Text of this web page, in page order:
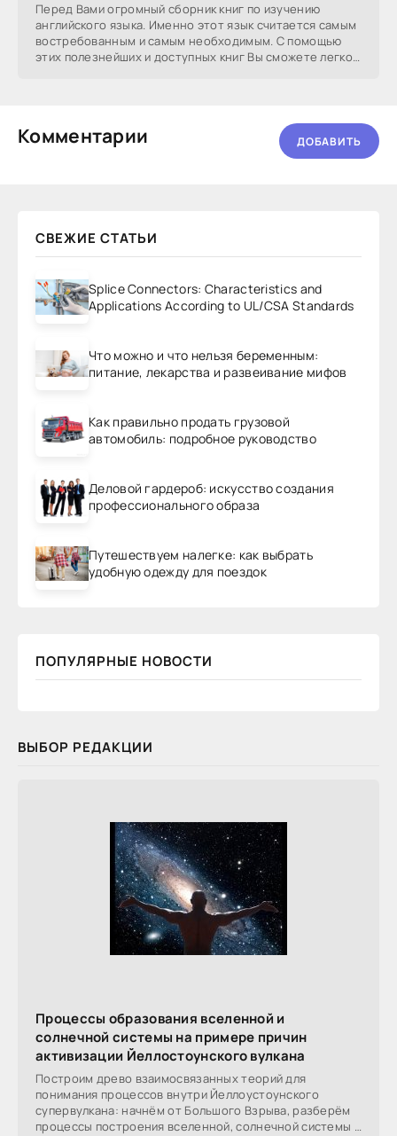
Перед Вами огромный сборник книг по изучению
английского языка. Именно этот язык считается самым
востребованным и самым необходимым. С помощью
этих полезнейших и доступных книг Вы сможете легко
Комментарии ДОБАВИТЬ
СВЕЖИЕ СТАТЬИ
Splice Connectors: Characteristics and
Applications According to UL/CSA Standards
Что можно и что нельзя беременным:
питание, лекарства и развеивание мифов
Как правильно продать грузовой
автомобиль: подробное руководство
Деловой гардероб: искусство создания
профессионального образа
Путешествуем налегке: как выбрать
удобную одежду для поездок
ПОПУЛЯРНЫЕ НОВОСТИ
ВЫБОР РЕДАКЦИИ
Процессы образования вселенной и
солнечной системы на примере причин
активизации Йеллостоунского вулкана
Построим древо взаимосвязанных теорий для
понимания процессов внутри Йеллоустоунского
супервулкана: начнём от Большого Взрыва, разберём
процессы построения вселенной, солнечной системы в